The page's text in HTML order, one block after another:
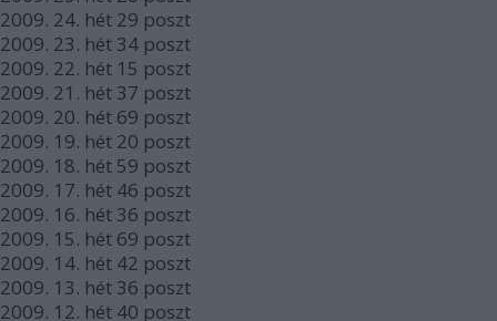
2009. 24. hét 29 poszt
2009. 23. hét 34 poszt
2009. 22. hét 15 poszt
2009. 21. hét 37 poszt
2009. 20. hét 69 poszt
2009. 19. hét 20 poszt
2009. 18. hét 59 poszt
2009. 17. hét 46 poszt
2009. 16. hét 36 poszt
2009. 15. hét 69 poszt
2009. 14. hét 42 poszt
2009. 13. hét 36 poszt
2009. 12. hét 40 poszt